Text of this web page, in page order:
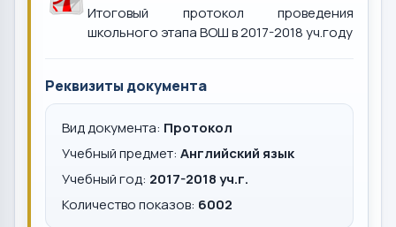
Итоговый протокол проведения
школьного этапа ВОШ в 2017-2018 уч.году
Реквизиты документа
Вид документа: Протокол
Учебный предмет: Английский язык
Учебный год: 2017-2018 уч.г.
Количество показов: 6002